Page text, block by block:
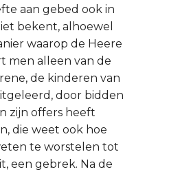
aan gebed ook in
bekent, alhoewel
waarop de Heere
men alleen van de
de kinderen van
door bidden
zijn offers heeft
die weet ook hoe
te worstelen tot
een gebrek. Na de